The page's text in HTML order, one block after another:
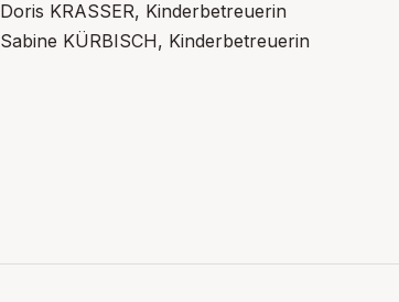
Doris KRASSER, Kinderbetreuerin
Sabine KÜRBISCH, Kinderbetreuerin